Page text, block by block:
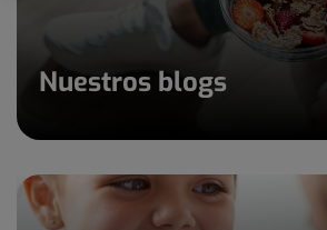
Nuestros blogs